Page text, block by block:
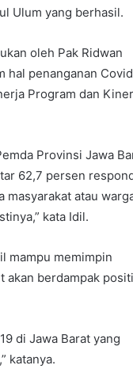
Ulum yang berhasil.
oleh Pak Ridwan
hal penanganan
Program dan
Provinsi Jawa
62,7 persen
masyarakat atau
kata Idil.
mampu memimpin
akan berdampak
di Jawa Barat yang
katanya.